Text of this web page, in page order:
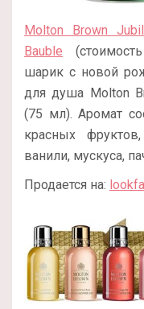
Molton Brown
Bauble
шарик с новой
для душа Molton
(75 мл). Аромат
красных
ванили, мускуса,
Продается на: